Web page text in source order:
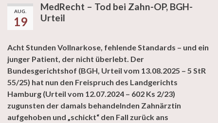
AUG.
19
MedRecht – Tod bei Zahn-OP, BGH-
Urteil
Acht Stunden Vollnarkose, fehlende Standards – und ein
junger Patient, der nicht überlebt. Der
Bundesgerichtshof (BGH, Urteil vom 13.08.2025 – 5 StR
55/25) hat nun den Freispruch des Landgerichts
Hamburg (Urteil vom 12.07.2024 – 602 Ks 2/23)
zugunsten der damals behandelnden Zahnärztin
aufgehoben und „schickt“ den Fall zurück ans